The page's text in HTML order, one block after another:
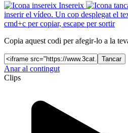
Insereix
inserir el vídeo. Un cop desplegat el
cmd+c per copiar, escape per sortir
Copia aquest codi per afegir-lo a la
Tancar
Anar al contingut
Clips